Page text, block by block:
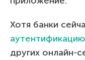
Хотя банки
аутентификацию
других онлайн-